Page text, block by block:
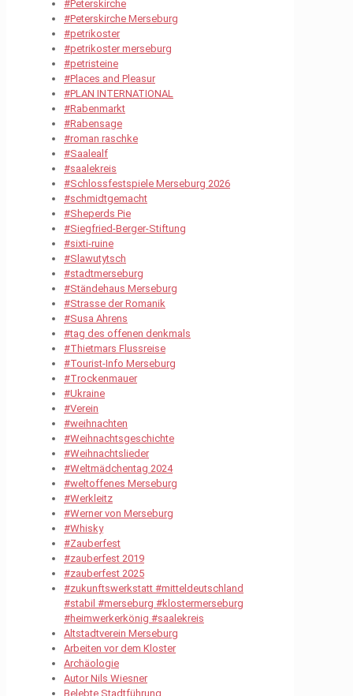
#Peterskirche
#Peterskirche Merseburg
#petrikoster
#petrikoster merseburg
#petristeine
#Places and Pleasur
#PLAN INTERNATIONAL
#Rabenmarkt
#Rabensage
#roman raschke
#Saalealf
#saalekreis
#Schlossfestspiele Merseburg 2026
#schmidtgemacht
#Sheperds Pie
#Siegfried-Berger-Stiftung
#sixti-ruine
#Slawutytsch
#stadtmerseburg
#Ständehaus Merseburg
#Strasse der Romanik
#Susa Ahrens
#tag des offenen denkmals
#Thietmars Flussreise
#Tourist-Info Merseburg
#Trockenmauer
#Ukraine
#Verein
#weihnachten
#Weihnachtsgeschichte
#Weihnachtslieder
#Weltmädchentag 2024
#weltoffenes Merseburg
#Werkleitz
#Werner von Merseburg
#Whisky
#Zauberfest
#zauberfest 2019
#zauberfest 2025
#zukunftswerkstatt #mitteldeutschland
#stabil #merseburg #klostermerseburg
#heimwerkerkönig #saalekreis
Altstadtverein Merseburg
Arbeiten vor dem Kloster
Archäologie
Autor Nils Wiesner
Belebte Stadtführung